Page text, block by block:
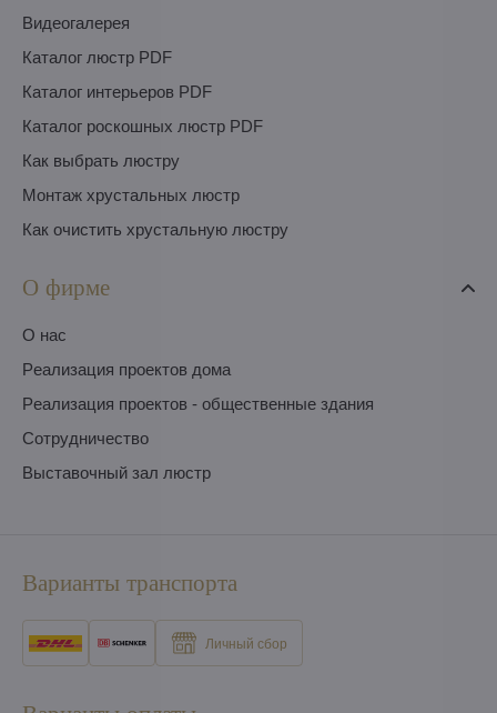
Видеогалерея
Каталог люстр PDF
Каталог интерьеров PDF
Каталог роскошных люстр PDF
Как выбрать люстру
Монтаж хрустальных люстр
Как очистить хрустальную люстру
О фирме
O нас
Pеализация проектов дома
Pеализация проектов - общественные здания
Сотрудничество
Выставочный зал люстр
Варианты транспорта
Личный сбор